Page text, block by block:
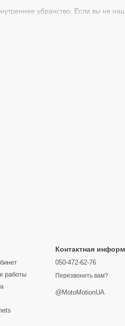
убранство. Если вы не
работы
Контактная
050-472-62-76
Перезвонить вам?
@MotoMotionUA